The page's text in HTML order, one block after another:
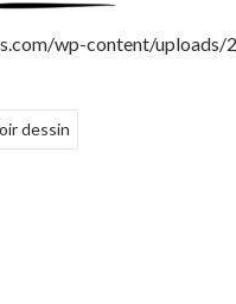
wp-content/
dessin